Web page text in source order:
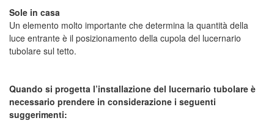
Sole in casa
Un elemento molto importante che determina la quantità della
luce entrante è il posizionamento della cupola del lucernario
tubolare sul tetto.
Quando si progetta l’installazione del lucernario tubolare è
necessario prendere in considerazione i seguenti
suggerimenti: